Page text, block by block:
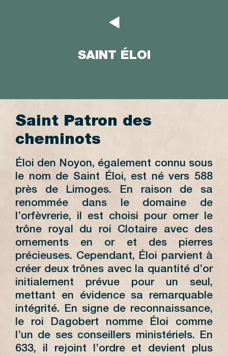
SAINT ÉLOI
Saint Patron des
cheminots
Éloi den Noyon, également connu sous
le nom de Saint Éloi, est né vers 588
près de Limoges. En raison de sa
renommée dans le domaine de
l’orfèvrerie, il est choisi pour orner le
trône royal du roi Clotaire avec des
ornements en or et des pierres
précieuses. Cependant, Éloi parvient à
créer deux trônes avec la quantité d’or
initialement prévue pour un seul,
mettant en évidence sa remarquable
intégrité. En signe de reconnaissance,
le roi Dagobert nomme Éloi comme
l’un de ses conseillers ministériels. En
633, il rejoint l’ordre et devient plus